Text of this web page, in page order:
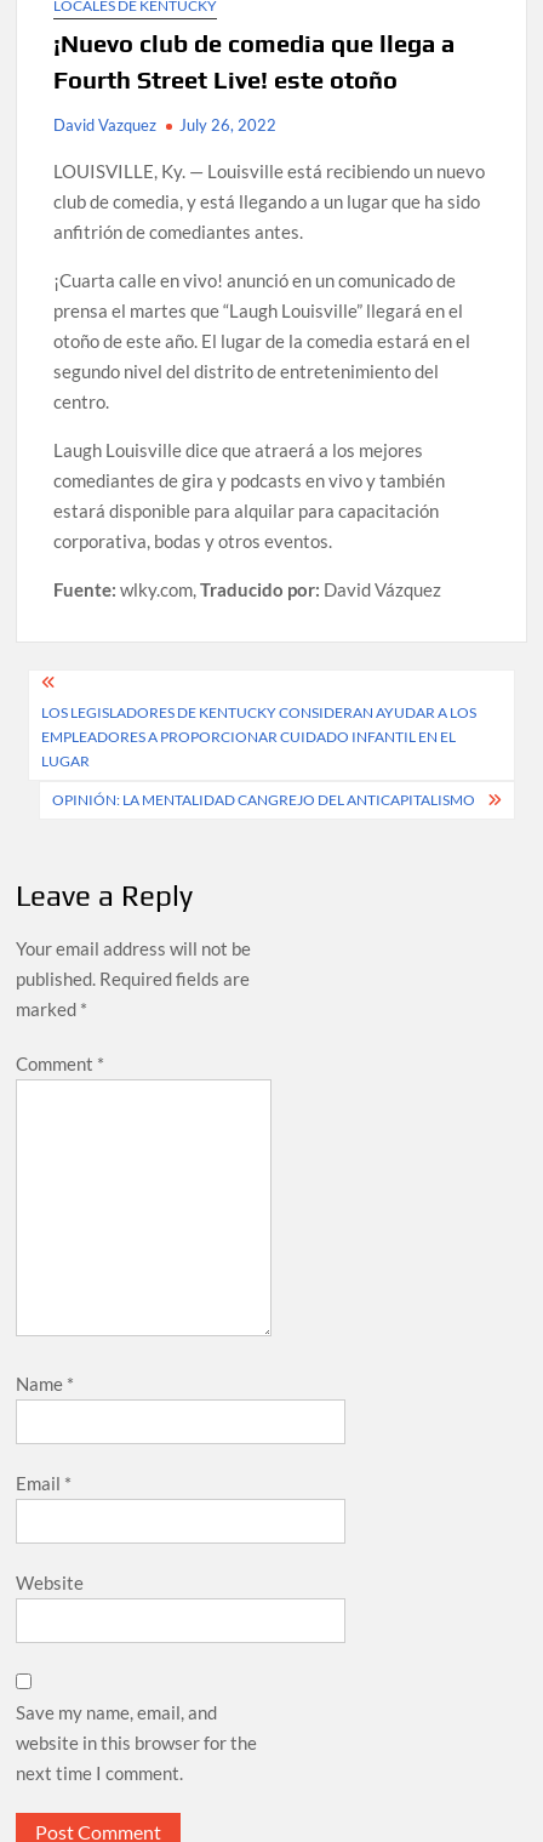
LOCALES DE KENTUCKY
¡Nuevo club de comedia que llega a
Fourth Street Live! este otoño
David Vazquez July 26, 2022
LOUISVILLE, Ky. — Louisville está recibiendo un nuevo
club de comedia, y está llegando a un lugar que ha sido
anfitrión de comediantes antes.
¡Cuarta calle en vivo! anunció en un comunicado de
prensa el martes que “Laugh Louisville” llegará en el
otoño de este año. El lugar de la comedia estará en el
segundo nivel del distrito de entretenimiento del
centro.
Laugh Louisville dice que atraerá a los mejores
comediantes de gira y podcasts en vivo y también
estará disponible para alquilar para capacitación
corporativa, bodas y otros eventos.
Fuente:wlky.com,Traducido por: David Vázquez
Post
navigation
LOS LEGISLADORES DE KENTUCKY CONSIDERAN AYUDAR A LOS
EMPLEADORES A PROPORCIONAR CUIDADO INFANTIL EN EL
LUGAR
OPINIÓN: LA MENTALIDAD CANGREJO DEL ANTICAPITALISMO
Leave a Reply
Your email address will not be
published. Required fields are
marked *
Comment *
Name *
Email *
Website
Save my name, email, and
website in this browser for the
next time I comment.